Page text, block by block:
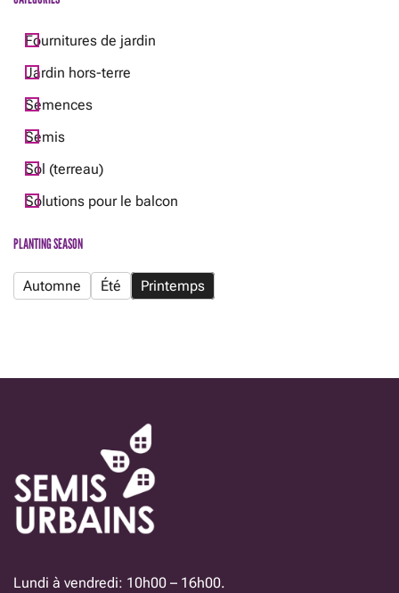
Fournitures de jardin
Jardin hors-terre
Semences
Semis
Sol (terreau)
Solutions pour le balcon
PLANTING SEASON
Automne Été Printemps
Lundi à vendredi: 10h00 – 16h00.